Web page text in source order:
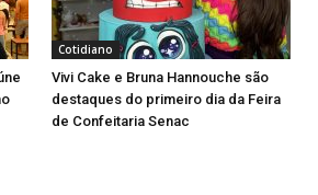
Cotidiano
Vivi Cake e Bruna Hannouche são
destaques do primeiro dia da Feira
de Confeitaria Senac